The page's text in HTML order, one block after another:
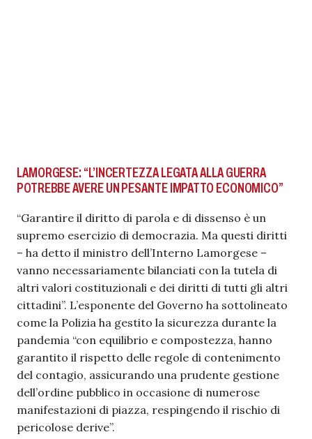
LAMORGESE: “L’INCERTEZZA LEGATA ALLA GUERRA
POTREBBE AVERE UN PESANTE IMPATTO ECONOMICO”
“Garantire il diritto di parola e di dissenso è un
supremo esercizio di democrazia. Ma questi diritti
– ha detto il ministro dell’Interno Lamorgese –
vanno necessariamente bilanciati con la tutela di
altri valori costituzionali e dei diritti di tutti gli altri
cittadini”. L’esponente del Governo ha sottolineato
come la Polizia ha gestito la sicurezza durante la
pandemia “con equilibrio e compostezza, hanno
garantito il rispetto delle regole di contenimento
del contagio, assicurando una prudente gestione
dell’ordine pubblico in occasione di numerose
manifestazioni di piazza, respingendo il rischio di
pericolose derive”.